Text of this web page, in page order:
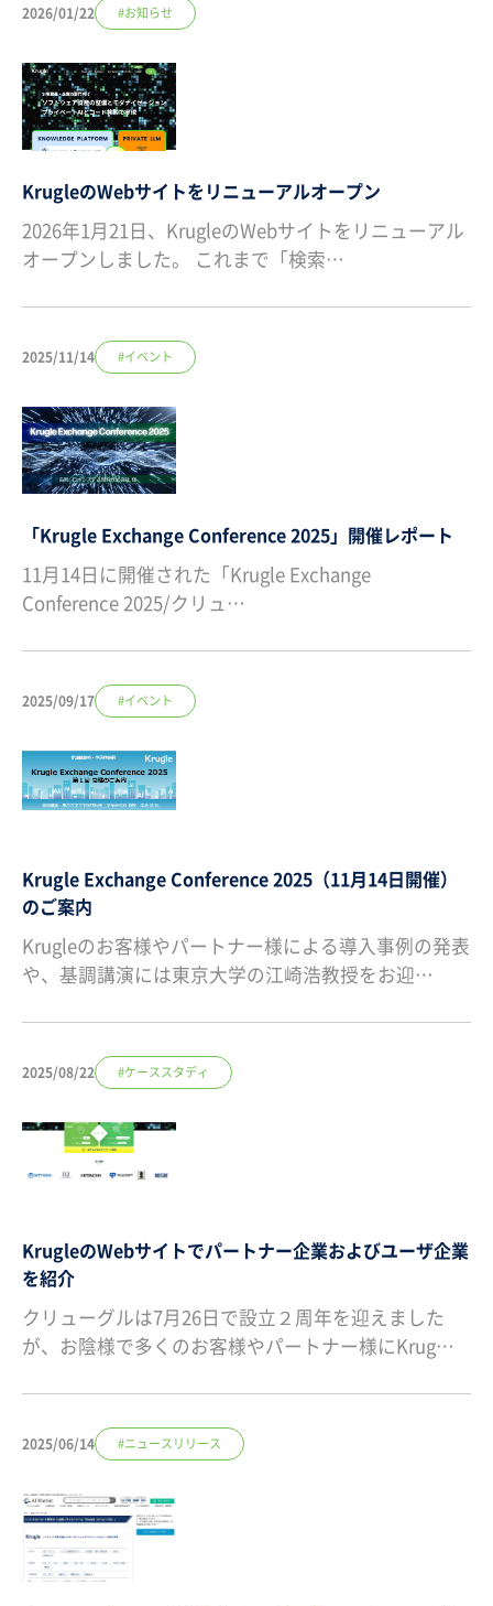
2026/01/22 #お知らせ
KrugleのWebサイトをリニューアルオープン
2026年1月21日、KrugleのWebサイトをリニューアル
オープンしました。 これまで「検索…
2025/11/14 #イベント
「Krugle Exchange Conference 2025」開催レポート
11月14日に開催された「Krugle Exchange
Conference 2025/クリュ…
2025/09/17 #イベント
Krugle Exchange Conference 2025（11月14日開催）
のご案内
Krugleのお客様やパートナー様による導入事例の発表
や、基調講演には東京大学の江崎浩教授をお迎…
2025/08/22 #ケーススタディ
KrugleのWebサイトでパートナー企業およびユーザ企業
を紹介
クリューグルは7月26日で設立２周年を迎えました
が、お陰様で多くのお客様やパートナー様にKrug…
2025/06/14 #ニュースリリース